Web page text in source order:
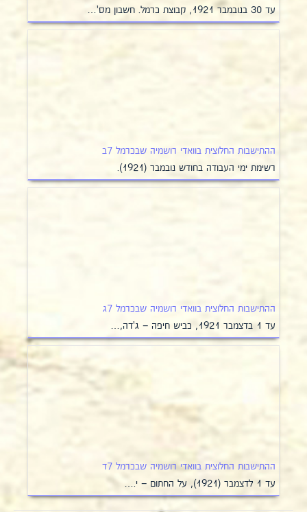
עד 30 בנובמבר 1921, קבוצת כרמל. חשבון מס'…
ההתישבות החלוצית בוואדי רושמיה שבכרמל 7ב
רשימת ימי העבודה בחודש נובמבר (1921).
ההתישבות החלוצית בוואדי רושמיה שבכרמל 7ג
עד 1 בדצמבר 1921, כביש חיפה – ג'דה,…
ההתישבות החלוצית בוואדי רושמיה שבכרמל 7ד
עד 1 לדצמבר (1921), על החתום – י.…